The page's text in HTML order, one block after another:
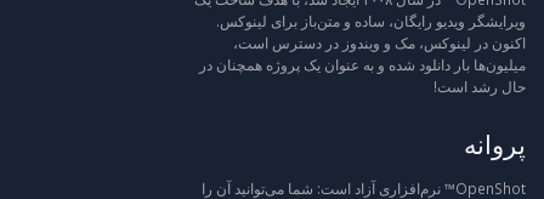
ویرایشگر ویدیو رایگان، ساده و متن‌باز برای لینوکس.
اکنون در لینوکس، مک و ویندوز در دسترس است،
میلیون‌ها بار دانلود شده و به عنوان یک پروژه همچنان در
حال رشد است!
پروانه
OpenShot™ نرم‌افزاری آزاد است: شما می‌توانید آن را